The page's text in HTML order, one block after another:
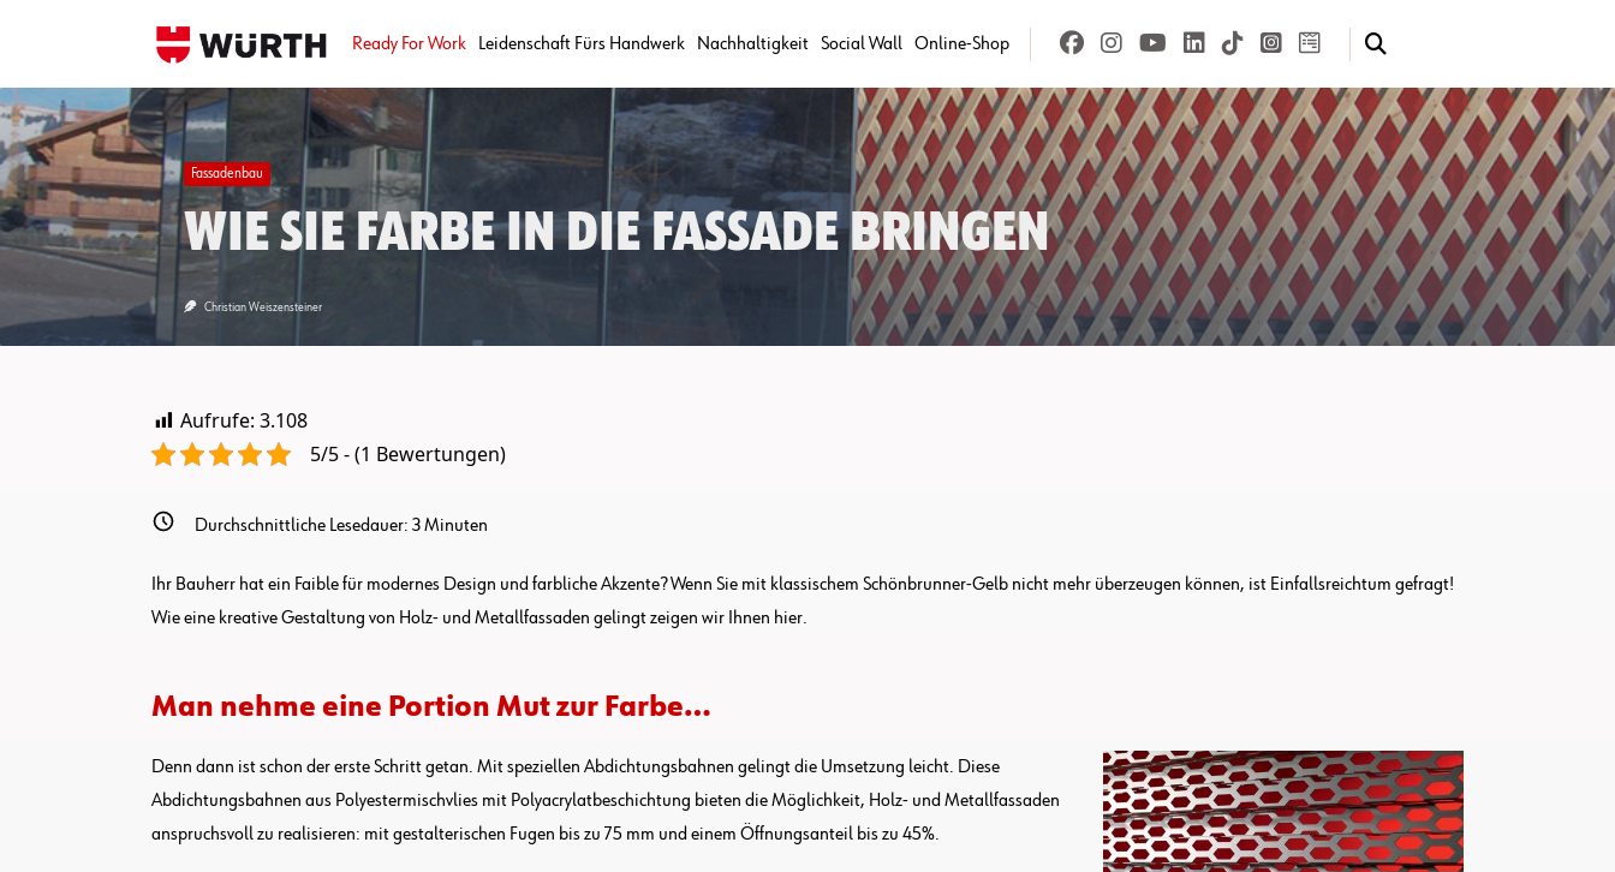
Ready For Work Leidenschaft Fürs Handwerk Nachhaltigkeit Social Wall Online-Shop
Fassadenbau
Wie Sie Farbe in die Fassade bringen
Christian Weiszensteiner
Aufrufe: 3.108
5/5 - (1 Bewertungen)
Durchschnittliche Lesedauer: 3Minuten
Ihr Bauherr hat ein Faible für modernes Design und farbliche Akzente? Wenn Sie mit klassischem Schönbrunner-Gelb nicht mehr überzeugen können, ist Einfallsreichtum gefragt!
Wie eine kreative Gestaltung von Holz- und Metallfassaden gelingt zeigen wir Ihnen hier.
Man nehme eine Portion Mut zur Farbe…
Denn dann ist schon der erste Schritt getan. Mit speziellen Abdichtungsbahnen gelingt die Umsetzung leicht. Diese
Abdichtungsbahnen aus Polyestermischvlies mit Polyacrylatbeschichtung bieten die Möglichkeit, Holz- und Metallfassaden
anspruchsvoll zu realisieren: mit gestalterischen Fugen bis zu 75 mm und einem Öffnungsanteil bis zu 45%.